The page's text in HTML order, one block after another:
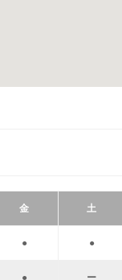
金 土
● ●
● ー